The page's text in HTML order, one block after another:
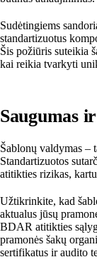
Sudėtingiems
standartizuotus
Šis požiūris suteikia
kai reikia tvarkyti
Saugumas
Šablonų valdymas –
Standartizuotos
atitikties rizikas,
Užtikrinkite, kad
aktualus jūsų
BDAR atitikties
pramonės šakų
sertifikatus ir audito